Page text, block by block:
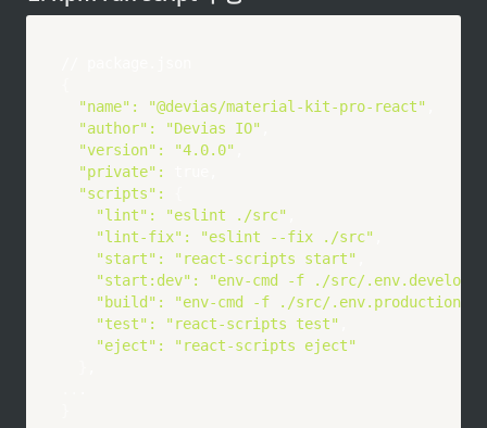
"name" : "@devias/material-kit-pro-react"
"author" : "Devias IO"
"version" : "4.0.0"
"private" :
"scripts" :
"lint" : "eslint ./src"
"lint-fix" : "eslint --fix ./src"
"start" : "react-scripts start"
"start:dev" :
"env-cmd -f ./src/
"build" :
"env-cmd -f ./src/.env.production
"test" : "react-scripts test"
"eject" :
"react-scripts eject"